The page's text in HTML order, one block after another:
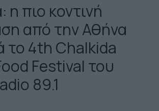
η πιο κοντινή
από την Αθήνα
το 4th Chalkida
Festival του
89.1